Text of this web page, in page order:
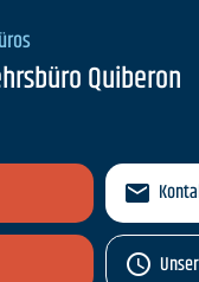
Quiberon